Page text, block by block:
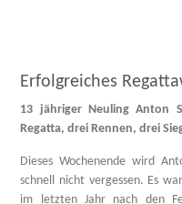
Erfolgreiches
13 jähriger Neuling Anton
Regatta, drei Rennen, drei
Dieses Wochenende wird
schnell nicht vergessen. Es
im letzten Jahr nach den